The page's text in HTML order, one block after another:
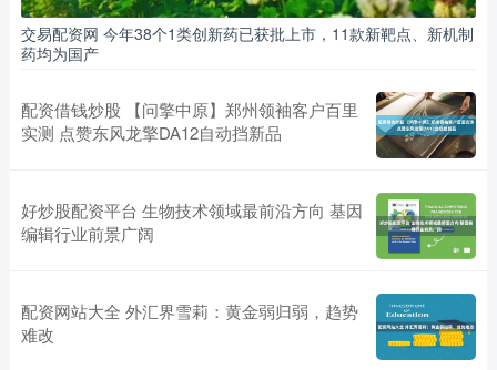
交易配资网 今年38个1类创新药已获批上市，11款新靶点、新机制
药均为国产
配资借钱炒股 【问擎中原】郑州领袖客户百里
实测 点赞东风龙擎DA12自动挡新品
好炒股配资平台 生物技术领域最前沿方向 基因
编辑行业前景广阔
配资网站大全 外汇界雪莉：黄金弱归弱，趋势
难改